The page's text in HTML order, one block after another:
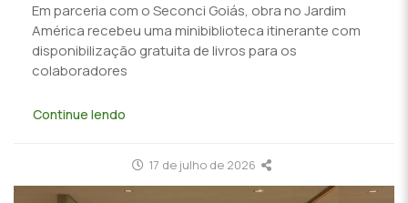
Em parceria com o Seconci Goiás, obra no Jardim
América recebeu uma minibiblioteca itinerante com
disponibilização gratuita de livros para os
colaboradores
Continue lendo
17 de julho de 2026